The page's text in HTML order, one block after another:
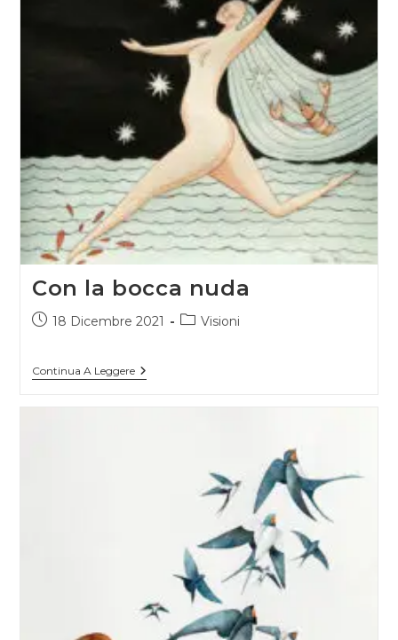
Con la bocca nuda
Articolo
18 Dicembre 2021
Categoria
Visioni
Continua A LeggereCon
La